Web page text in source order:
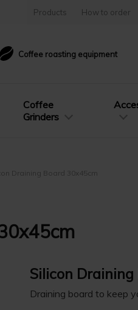
Products How to order
Coffee roasting equipment
Coffee
Grinders
Draining Board 30x45cm
Silicon
Draining board to keep